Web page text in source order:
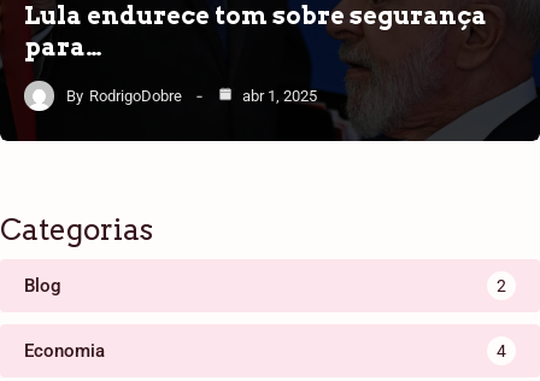
Lula endurece tom sobre segurança
para…
By RodrigoDobre abr 1, 2025
Categorias
Blog 2
Economia 4